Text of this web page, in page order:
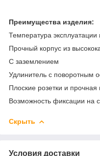
Преимущества изделия:
Температура
Прочный корпус из
С заземлением
Удлинитель с поворотным
Плоские розетки и прочная
Возможность фиксации на
Скрыть
Условия доставки